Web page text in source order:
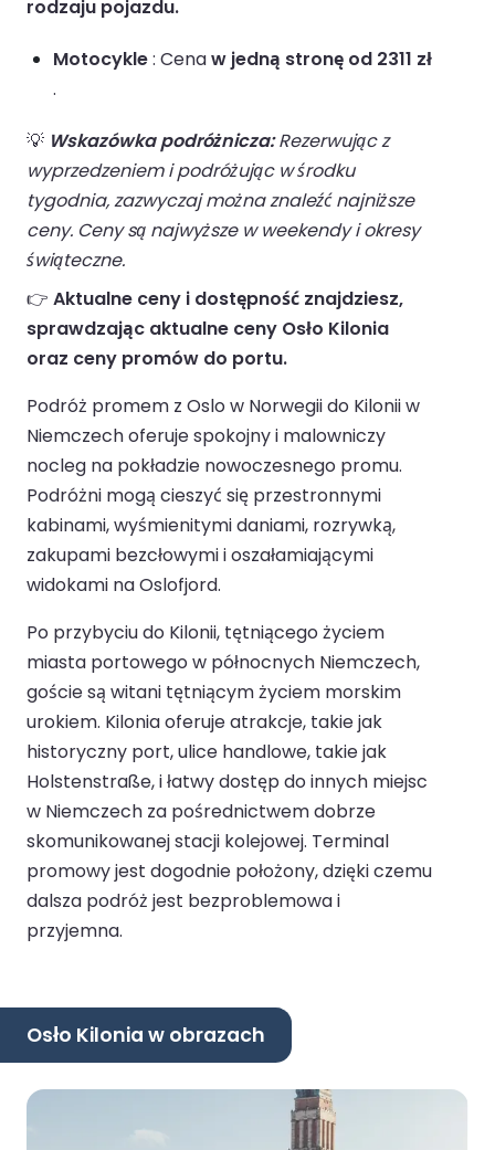
rodzaju pojazdu.
Motocykle: Cenaw jedną stronę od 2311 zł
.
💡 Wskazówka podróżnicza:Rezerwując z
wyprzedzeniem i podróżując w środku
tygodnia, zazwyczaj można znaleźć najniższe
ceny. Ceny są najwyższe w weekendy i okresy
świąteczne.
👉 Aktualne ceny i dostępność znajdziesz,
sprawdzając aktualne ceny Osło Kilonia
oraz ceny promów do portu.
Podróż promem z Oslo w Norwegii do Kilonii w
Niemczech oferuje spokojny i malowniczy
nocleg na pokładzie nowoczesnego promu.
Podróżni mogą cieszyć się przestronnymi
kabinami, wyśmienitymi daniami, rozrywką,
zakupami bezcłowymi i oszałamiającymi
widokami na Oslofjord.
Po przybyciu do Kilonii, tętniącego życiem
miasta portowego w północnych Niemczech,
goście są witani tętniącym życiem morskim
urokiem. Kilonia oferuje atrakcje, takie jak
historyczny port, ulice handlowe, takie jak
Holstenstraße, i łatwy dostęp do innych miejsc
w Niemczech za pośrednictwem dobrze
skomunikowanej stacji kolejowej. Terminal
promowy jest dogodnie położony, dzięki czemu
dalsza podróż jest bezproblemowa i
przyjemna.
Osło Kilonia w obrazach